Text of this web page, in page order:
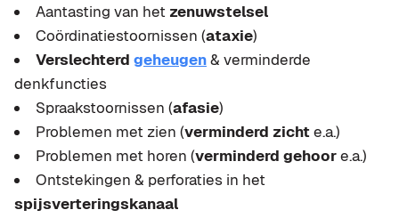
Aantasting van het zenuwstelsel
Coördinatiestoornissen (ataxie)
Verslechterd geheugen& verminderde
denkfuncties
Spraakstoornissen (afasie)
Problemen met zien (verminderd zichte.a.)
Problemen met horen (verminderd gehoore.a.)
Ontstekingen & perforaties in het
spijsverteringskanaal